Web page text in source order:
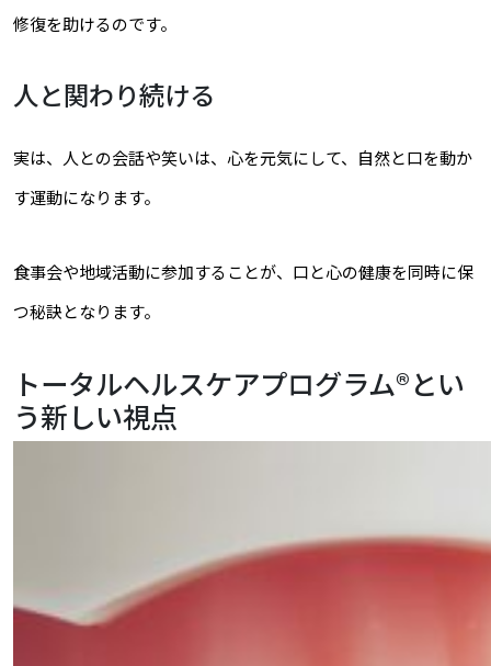
修復を助けるのです。
人と関わり続ける
実は、人との会話や笑いは、心を元気にして、自然と口を動か
す運動になります。
食事会や地域活動に参加することが、口と心の健康を同時に保
つ秘訣となります。
トータルヘルスケアプログラム®とい
う新しい視点